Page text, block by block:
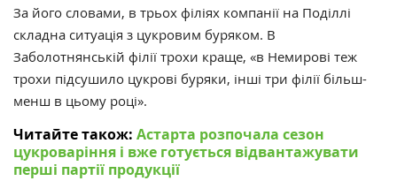
За його словами, в трьох філіях компанії на Поділлі
складна ситуація з цукровим буряком. В
Заболотнянській філії трохи краще, «в Немирові теж
трохи підсушило цукрові буряки, інші три філії більш-
менш в цьому році».
Читайте також: Астарта розпочала сезон
цукроваріння і вже готується відвантажувати
перші партії продукції